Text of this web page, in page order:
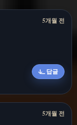
5개월 전
답글
5개월 전